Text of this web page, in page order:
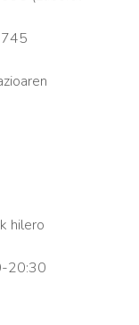
hilero
20:30